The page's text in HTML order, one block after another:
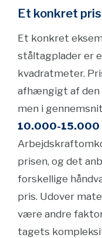
Et konkret
Et konkret
ståltagplader er
kvadratmeter.
afhængigt af den
men i
10.000-15.000
prisen, og det
forskellige
pris. Udover
være andre
tagets